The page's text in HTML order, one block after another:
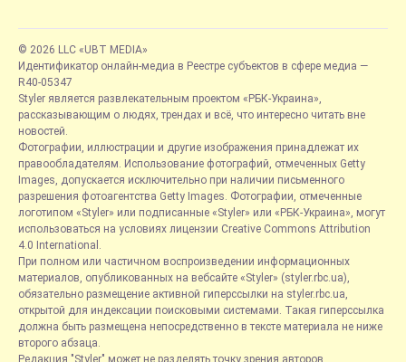
© 2026 LLC «UBT MEDIA»
Идентификатор онлайн-медиа в Реестре субъектов в сфере медиа —
R40-05347
Styler является развлекательным проектом «РБК-Украина»,
рассказывающим о людях, трендах и всё, что интересно читать вне
новостей.
Фотографии, иллюстрации и другие изображения принадлежат их
правообладателям. Использование фотографий, отмеченных Getty
Images, допускается исключительно при наличии письменного
разрешения фотоагентства Getty Images. Фотографии, отмеченные
логотипом «Styler» или подписанные «Styler» или «РБК-Украина», могут
использоваться на условиях лицензии Creative Commons Attribution
4.0 International.
При полном или частичном воспроизведении информационных
материалов, опубликованных на вебсайте «Styler» (styler.rbc.ua),
обязательно размещение активной гиперссылки на styler.rbc.ua,
открытой для индексации поисковыми системами. Такая гиперссылка
должна быть размещена непосредственно в тексте материала не ниже
второго абзаца.
Редакция "Styler" может не разделять точку зрения авторов